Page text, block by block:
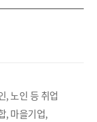
, 노인 등 취업
, 마을기업,